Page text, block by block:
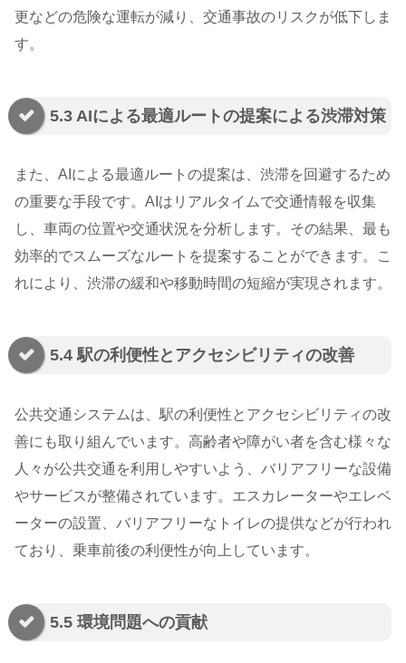
更などの危険な運転が減り、交通事故のリスクが低下しま
す。
5.3 AIによる最適ルートの提案による渋滞対策
また、AIによる最適ルートの提案は、渋滞を回避するため
の重要な手段です。AIはリアルタイムで交通情報を収集
し、車両の位置や交通状況を分析します。その結果、最も
効率的でスムーズなルートを提案することができます。こ
れにより、渋滞の緩和や移動時間の短縮が実現されます。
5.4 駅の利便性とアクセシビリティの改善
公共交通システムは、駅の利便性とアクセシビリティの改
善にも取り組んでいます。高齢者や障がい者を含む様々な
人々が公共交通を利用しやすいよう、バリアフリーな設備
やサービスが整備されています。エスカレーターやエレベ
ーターの設置、バリアフリーなトイレの提供などが行われ
ており、乗車前後の利便性が向上しています。
5.5 環境問題への貢献